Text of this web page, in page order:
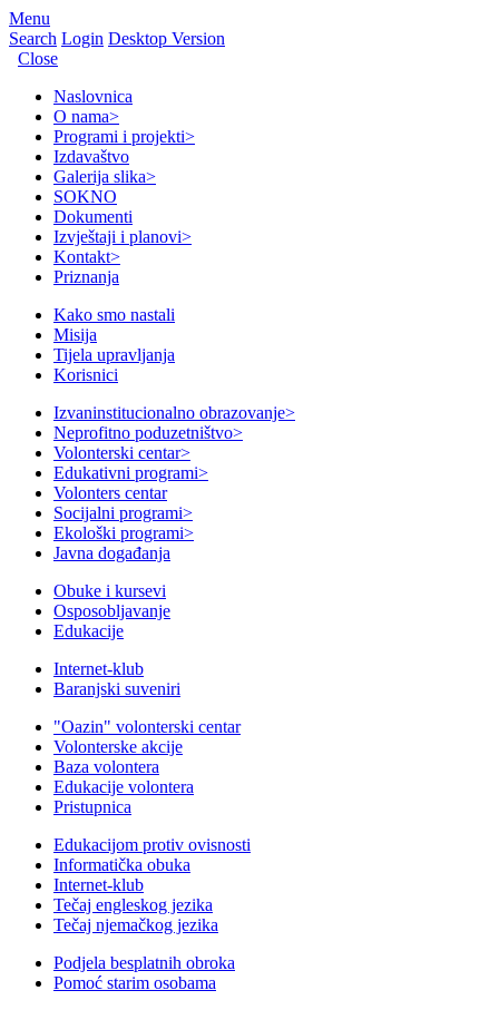
Menu
Search Login Desktop Version
Close
Naslovnica
O nama>
Programi i projekti>
Izdavaštvo
Galerija slika>
SOKNO
Dokumenti
Izvještaji i planovi>
Kontakt>
Priznanja
Kako smo nastali
Misija
Tijela upravljanja
Korisnici
Izvaninstitucionalno obrazovanje>
Neprofitno poduzetništvo>
Volonterski centar>
Edukativni programi>
Volonters centar
Socijalni programi>
Ekološki programi>
Javna događanja
Obuke i kursevi
Osposobljavanje
Edukacije
Internet-klub
Baranjski suveniri
"Oazin" volonterski centar
Volonterske akcije
Baza volontera
Edukacije volontera
Pristupnica
Edukacijom protiv ovisnosti
Informatička obuka
Internet-klub
Tečaj engleskog jezika
Tečaj njemačkog jezika
Podjela besplatnih obroka
Pomoć starim osobama